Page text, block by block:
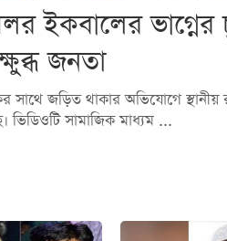
ইকবালের
জনতা
সাথে জড়িত থাকার অভিযোগে
ভিডিওটি সামাজিক মাধ্যম ...